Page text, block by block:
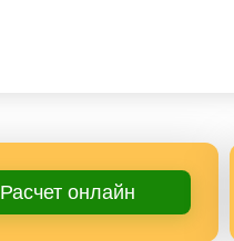
Расчет онлайн